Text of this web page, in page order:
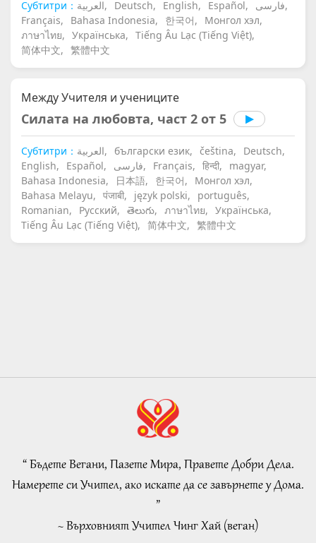
Субтитри： العربية, Deutsch, English, Español,
فارسی,
Français,
Bahasa Indonesia, 한국어,
Монгол хэл,
ภาษาไทย, Українська, Tiếng Âu Lạc (Tiếng Việt),
简体中文, 繁體中文
Между Учителя и учениците
Силата на любовта, част 2 от 5
Субтитри： العربية, български език, čeština,
Deutsch,
English,
Español, فارسی, Français, हिन्दी,
magyar,
Bahasa Indonesia,
日本語, 한국어,
Монгол хэл,
Bahasa Melayu, पंजाबी, język polski,
português,
Romanian,
Русский, తెలుగు, ภาษาไทย, Українська,
Tiếng Âu Lạc (Tiếng Việt), 简体中文, 繁體中文
“ Бъдете Вегани, Пазете Мира, Правете Добри Дела.
Намерете си Учител, ако искате да се завърнете у Дома.
”
~ Върховният Учител Чинг Хай (веган)